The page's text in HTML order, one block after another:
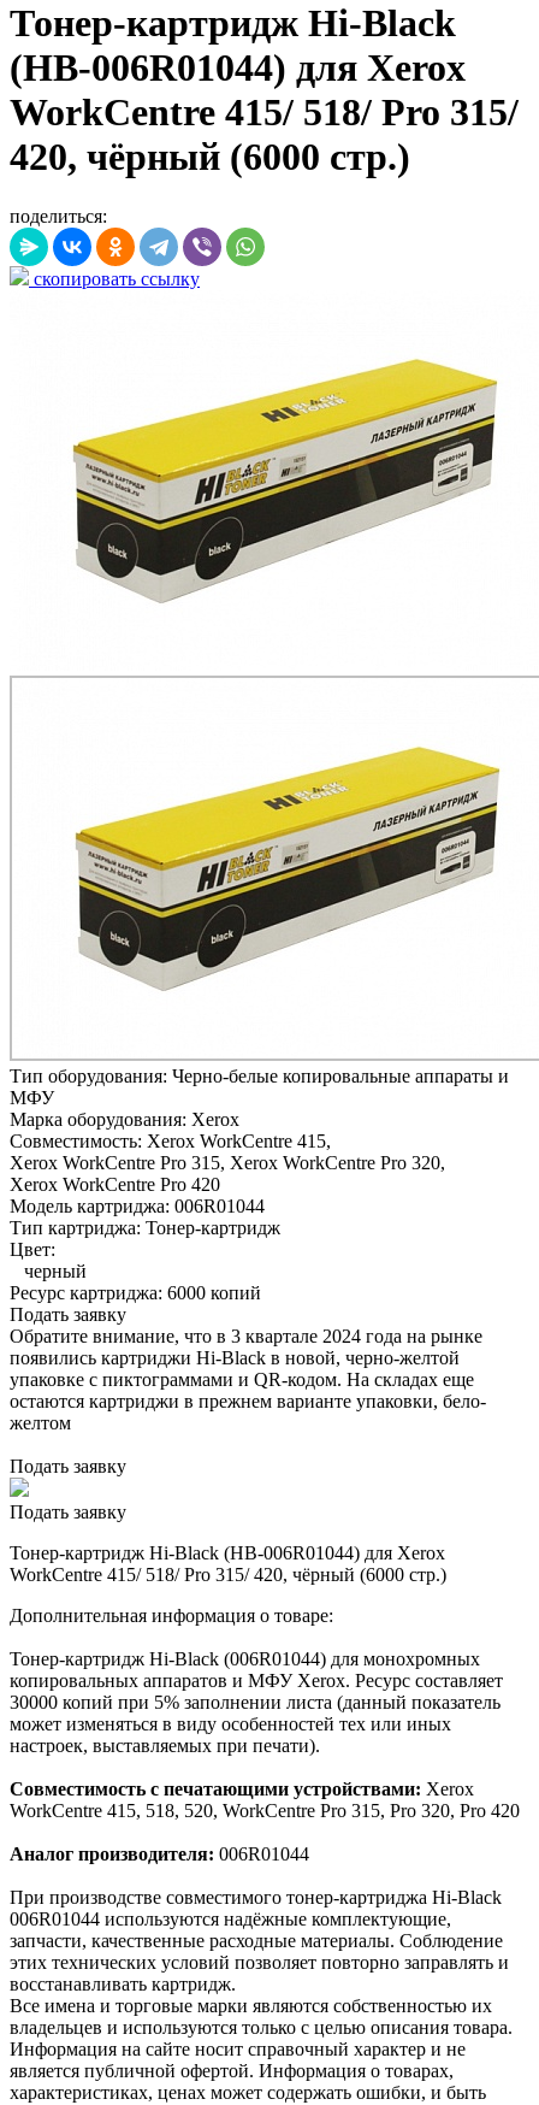
Тонер-картридж Hi-Black
(HB-006R01044) для Xerox
WorkCentre 415/ 518/ Pro 315/
420, чёрный (6000 стр.)
поделиться:
скопировать ссылку
Тип оборудования: Черно-белые копировальные аппараты и
МФУ
Марка оборудования: Xerox
Совместимость: Xerox WorkCentre 415,
Xerox WorkCentre Pro 315, Xerox WorkCentre Pro 320,
Xerox WorkCentre Pro 420
Модель картриджа: 006R01044
Тип картриджа: Тонер-картридж
Цвет:
черный
Ресурс картриджа: 6000 копий
Подать заявку
Обратите внимание, что в 3 квартале 2024 года на рынке
появились картриджи Hi-Black в новой, черно-желтой
упаковке с пиктограммами и QR-кодом. На складах еще
остаются картриджи в прежнем варианте упаковки, бело-
желтом
Подать заявку
Подать заявку
Тонер-картридж Hi-Black (HB-006R01044) для Xerox
WorkCentre 415/ 518/ Pro 315/ 420, чёрный (6000 стр.)
Дополнительная информация о товаре:
Тонер-картридж Hi-Black (006R01044) для монохромных
копировальных аппаратов и МФУ Xerox. Ресурс составляет
30000 копий при 5% заполнении листа (данный показатель
может изменяться в виду особенностей тех или иных
настроек, выставляемых при печати).
Совместимость с печатающими устройствами: Xerox
WorkCentre 415, 518, 520, WorkCentre Pro 315, Pro 320, Pro 420
Аналог производителя: 006R01044
При производстве совместимого тонер-картриджа Hi-Black
006R01044 используются надёжные комплектующие,
запчасти, качественные расходные материалы. Соблюдение
этих технических условий позволяет повторно заправлять и
восстанавливать картридж.
Все имена и торговые марки являются собственностью их
владельцев и используются только с целью описания товара.
Информация на сайте носит справочный характер и не
является публичной офертой. Информация о товарах,
характеристиках, ценах может содержать ошибки, и быть